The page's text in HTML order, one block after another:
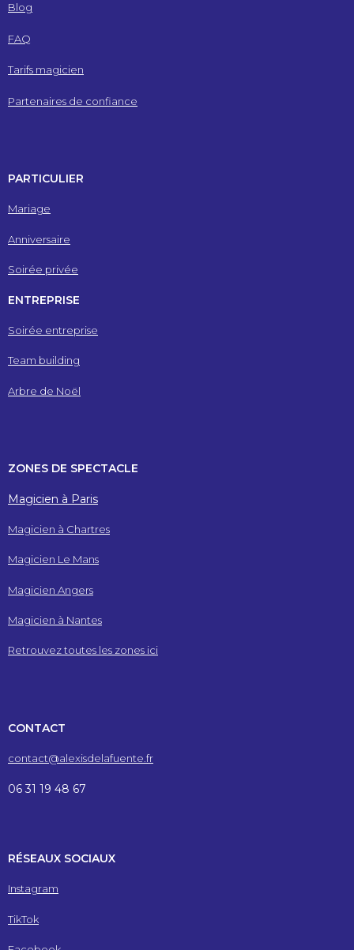
Blog
FAQ
Tarifs magicien
Partenaires de confiance
PARTICULIER
Mariage
Anniversaire
Soirée privée
ENTREPRISE
Soirée entreprise
Team building
Arbre de Noël
ZONES DE SPECTACLE
Magicien à Paris
Magicien à Chartres
Magicien Le Mans
Magicien Angers
Magicien à Nantes
Retrouvez toutes les zones ici
CONTACT
contact@alexisdelafuente.fr
06 31 19 48 67
RÉSEAUX SOCIAUX
Instagram
TikTok